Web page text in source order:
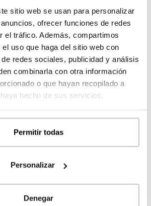
sitio web se usan para personalizar
ofrecer funciones de redes
el tráfico. Además, compartimos
uso que haga del sitio web con
redes sociales, publicidad y análisis
combinarla con otra información
o que hayan recopilado a
hecho de sus servicios.
Permitir todas
Personalizar
Denegar
30,33 m
13,18 m
17,48 m 2
17,92 m 2
9,19 m 2
51,96 2
4,16 m2
22,68
10,53 m2